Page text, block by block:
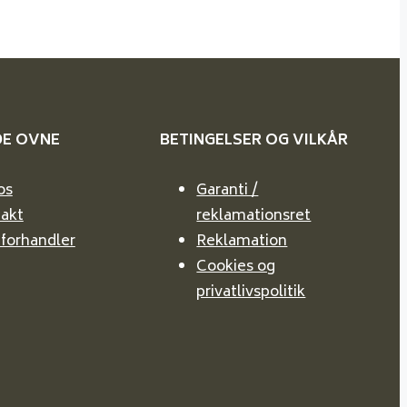
OVNE
BETINGELSER OG VILKÅR
Garanti /
reklamationsret
Reklamation
Cookies og
privatlivspolitik